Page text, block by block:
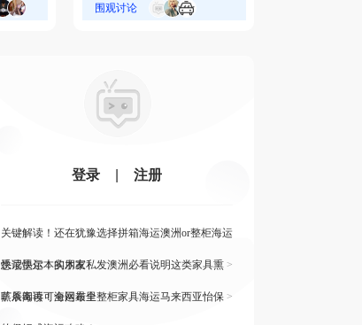
围观讨论
登录 注册
关键解读！还在犹豫选择拼箱海运澳洲or整柜海运
悉尼墨尔本的朋友 >
快读快运！实木家私发澳洲必看说明这类家具熏
蒸杀毒再可海运布里 >
旷展阅读！全网最全整柜家具海运马来西亚怡保